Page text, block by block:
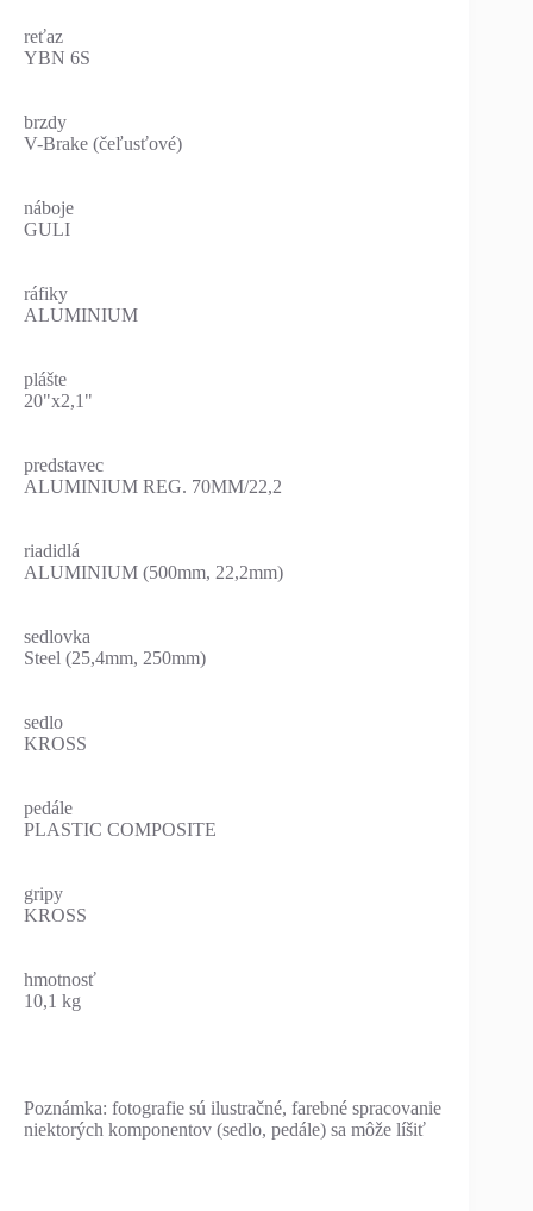
reťaz
YBN 6S
brzdy
V-Brake (čeľusťové)
náboje
GULI
ráfiky
ALUMINIUM
plášte
20"x2,1"
predstavec
ALUMINIUM REG. 70MM/22,2
riadidlá
ALUMINIUM (500mm, 22,2mm)
sedlovka
Steel (25,4mm, 250mm)
sedlo
KROSS
pedále
PLASTIC COMPOSITE
gripy
KROSS
hmotnosť
10,1 kg
Poznámka: fotografie sú ilustračné, farebné spracovanie
niektorých komponentov (sedlo, pedále) sa môže líšiť